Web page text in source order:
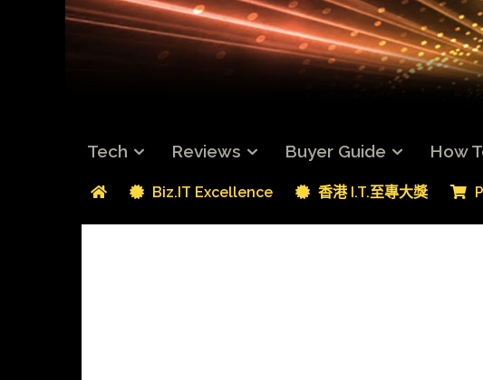
Tech Reviews Buyer Guide How
Biz.IT Excellence 香港 I.T.至專大獎